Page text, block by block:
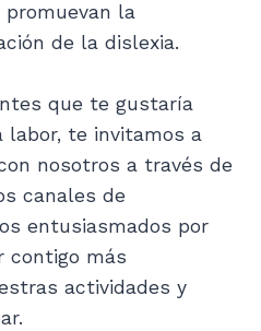
la
de la dislexia.
que te gustaría
labor, te invitamos a
nosotros a través de
canales de
entusiasmados por
contigo más
actividades y